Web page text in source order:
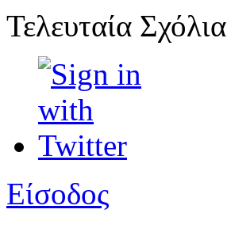
Τελευταία Σχόλια
Είσοδος